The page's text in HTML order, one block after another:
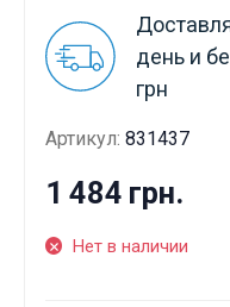
день и
грн
Артикул: 831437
1 484 грн.
Нет в наличии